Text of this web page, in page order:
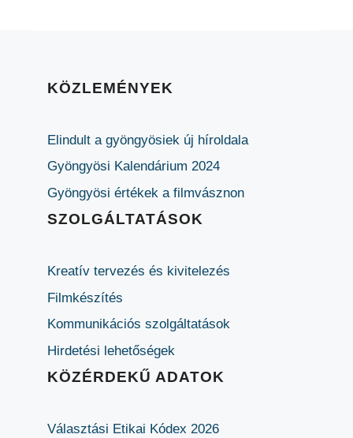
KÖZLEMÉNYEK
Elindult a gyöngyösiek új híroldala
Gyöngyösi Kalendárium 2024
Gyöngyösi értékek a filmvásznon
SZOLGÁLTATÁSOK
Kreatív tervezés és kivitelezés
Filmkészítés
Kommunikációs szolgáltatások
Hirdetési lehetőségek
KÖZÉRDEKŰ ADATOK
Választási Etikai Kódex 2026